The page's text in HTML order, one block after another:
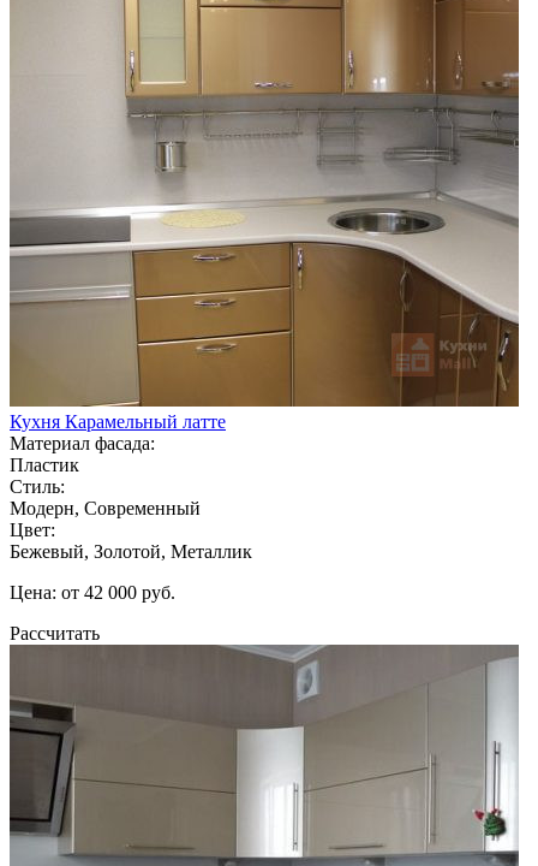
Кухня Карамельный латте
Материал фасада:
Пластик
Стиль:
Модерн, Современный
Цвет:
Бежевый, Золотой, Металлик
Цена: от 42 000 руб.
Рассчитать